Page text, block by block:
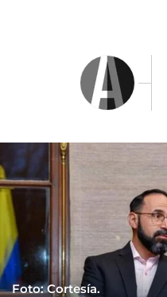
Foto: Cortesía.